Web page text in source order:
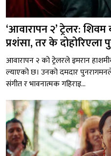
‘आवारापन २’ ट्रेलर:
प्रशंसा, तर के दोहोरिएला
आवारापन २ को ट्रेलरले इमरान
ल्याएको छ। उनको दमदार
संगीत र भावनात्मक गहिराइ...